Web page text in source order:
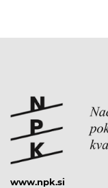
www.npk.si